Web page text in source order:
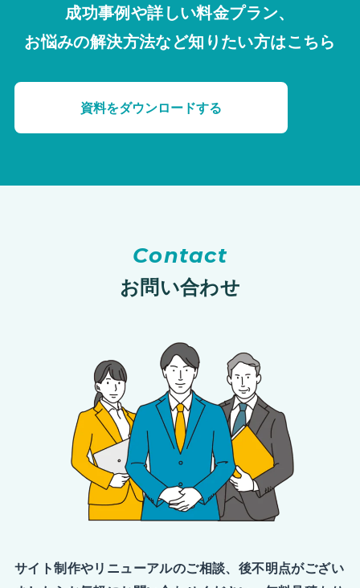
成功事例や詳しい料金プラン、
お悩みの解決方法など知りたい方はこちら
資料をダウンロードする
Contact
お問い合わせ
サイト制作やリニューアルのご相談、後不明点がござい